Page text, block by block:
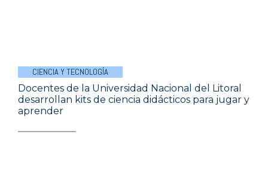
CIENCIA Y TECNOLOGÍA
Docentes de la Universidad Nacional del Litoral
desarrollan kits de ciencia didácticos para jugar y
aprender